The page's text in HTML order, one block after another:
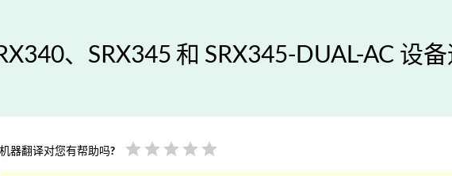
、SRX345 和 SRX345-DUAL-AC 设
机器翻译对您有帮助吗? star star star star star